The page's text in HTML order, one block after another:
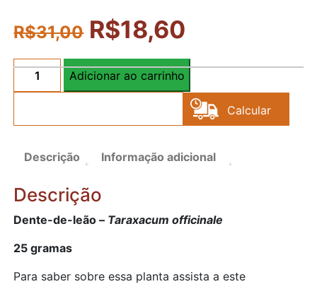
R$31,00 R$18,60
Dente-
Taraxacum
officinale
(folhas
secas)
quantidade
Calcular
Adicionar ao carrinho
Descrição Informação adicional
Descrição
Dente-de-leão – Taraxacum officinale
25 gramas
Para saber sobre essa planta assista a este